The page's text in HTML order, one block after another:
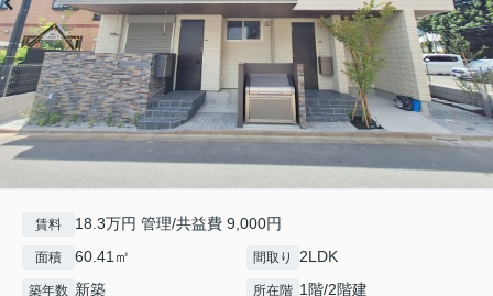
賃料 18.3万円 管理/共益費 9,000円
面積 60.41㎡ 間取り 2LDK
築年数 新築 所在階 1階/2階建